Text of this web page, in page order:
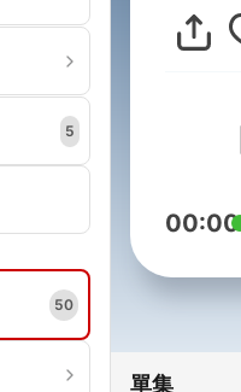
5
50
00:00
單集